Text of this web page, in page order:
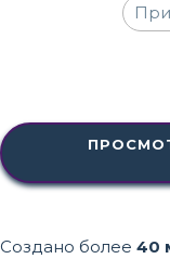
Создано более 40